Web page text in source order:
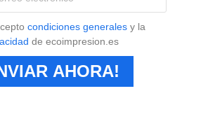
condiciones generales y la
de ecoimpresion.es
AHORA!